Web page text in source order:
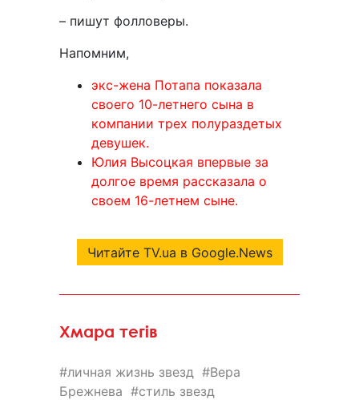
– пишут фолловеры.
Напомним,
экс-жена Потапа показала
своего 10-летнего сына в
компании трех полураздетых
девушек.
Юлия Высоцкая впервые за
долгое время рассказала о
своем 16-летнем сыне.
Читайте TV.ua в Google.News
Хмара тегів
личная жизнь звезд
Вера
Брежнева
стиль звезд